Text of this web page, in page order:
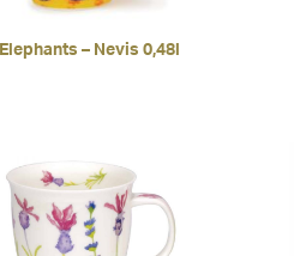
Elephants – Nevis 0,48l